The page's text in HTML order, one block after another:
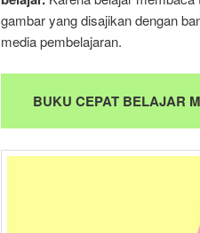
gambar yang disajikan dengan
media pembelajaran.
BUKU CEPAT BELAJAR